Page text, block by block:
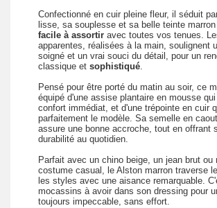
Confectionné en cuir pleine fleur, il séduit
lisse, sa souplesse et sa belle teinte
facile à assortir avec toutes vos tenues.
apparentes, réalisées à la main, soulignent
soigné et un vrai souci du détail, pour un
classique et sophistiqué.
Pensé pour être porté du matin au soir, ce
équipé d'une assise plantaire en mousse
confort immédiat, et d'une trépointe en cuir
parfaitement le modèle. Sa semelle en
assure une bonne accroche, tout en offrant
durabilité au quotidien.
Parfait avec un chino beige, un jean brut ou
costume casual, le Alston marron traverse
les styles avec une aisance remarquable.
mocassins à avoir dans son dressing pour
toujours impeccable, sans effort.